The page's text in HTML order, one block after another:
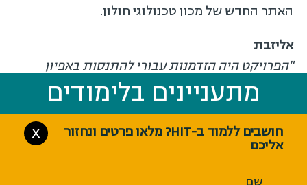
האתר החדש של מכון טכנולוגי חולון.
אליזבת
"הפרויקט היה הזדמנות עבורי להתנסות באפיון
ועיצוב מאגר מידע תחת הנחייתה של אשת מקצוע
מנוסה שעובדת כיום בתעשייה, ובכך ליישם את הידע
שרכשתי בתואר בטכנולוגיות למידה עבור פרויקט
חברתי בתוכנית הנבחרות".
מתעניינים בלימודים
חושבים ללמוד ב-HIT? מלאו פרטים ונחזור
אליכם
X
מתעניינים בלימודים